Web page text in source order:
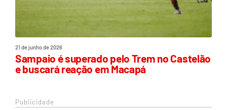
21 de junho de 2026
Sampaio é superado pelo Trem no Castelão
e buscará reação em Macapá
Publicidade